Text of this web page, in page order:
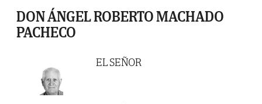
DON ÁNGEL ROBERTO MACHADO
PACHECO
EL SEÑOR